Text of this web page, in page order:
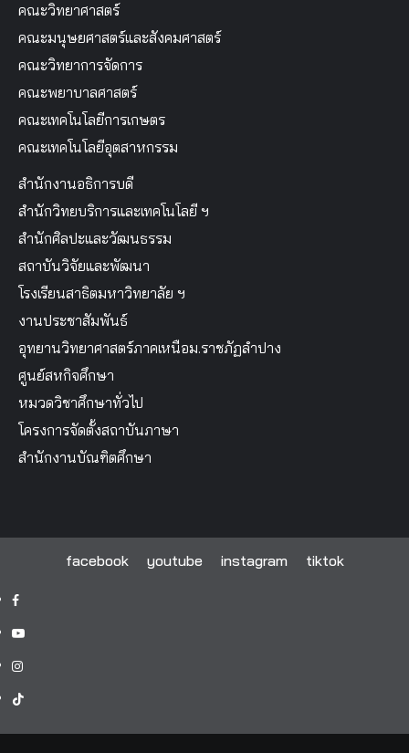
คณะวิทยาศาสตร์
คณะมนุษยศาสตร์และสังคมศาสตร์
คณะวิทยาการจัดการ
คณะพยาบาลศาสตร์
คณะเทคโนโลยีการเกษตร
คณะเทคโนโลยีอุตสาหกรรม
สำนักงานอธิการบดี
สำนักวิทยบริการและเทคโนโลยี ฯ
สำนักศิลปะและวัฒนธรรม
สถาบันวิจัยและพัฒนา
โรงเรียนสาธิตมหาวิทยาลัย ฯ
งานประชาสัมพันธ์
อุทยานวิทยาศาสตร์ภาคเหนือม.ราชภัฏลำปาง
ศูนย์สหกิจศึกษา
หมวดวิชาศึกษาทั่วไป
โครงการจัดตั้งสถาบันภาษา
สำนักงานบัณฑิตศึกษา
facebook youtube instagram tiktok
facebook
youtube
instagram
tiktok